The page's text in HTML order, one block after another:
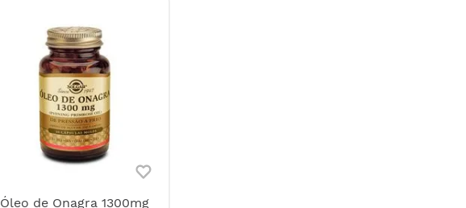
Óleo de Onagra 1300mg